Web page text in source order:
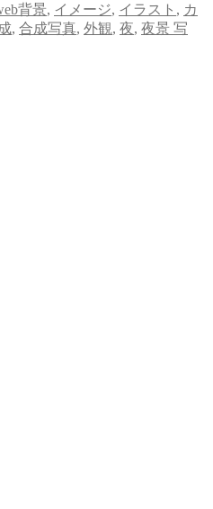
背景, イメージ, イラスト , カ
, 合成写真, 外観, 夜, 夜景 写